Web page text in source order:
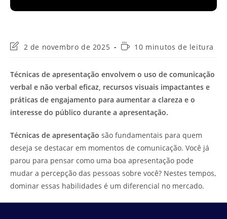
Última
post:
2 de novembro de 2025
Tempo10 minutos de leitura
Técnicas de apresentação envolvem o uso de comunicação
verbal e não verbal eficaz, recursos visuais impactantes e
práticas de engajamento para aumentar a clareza e o
interesse do público durante a apresentação.
Técnicas de apresentação são fundamentais para quem
deseja se destacar em momentos de comunicação. Você já
parou para pensar como uma boa apresentação pode
mudar a percepção das pessoas sobre você? Nestes tempos,
dominar essas habilidades é um diferencial no mercado.